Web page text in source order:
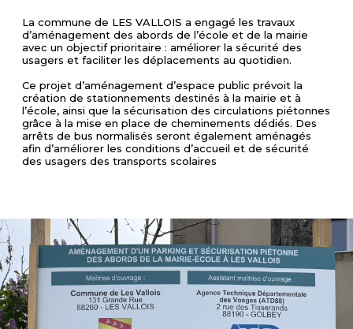
La commune de LES VALLOIS a engagé les travaux
d’aménagement des abords de l’école et de la mairie
avec un objectif prioritaire : améliorer la sécurité des
usagers et faciliter les déplacements au quotidien.
Ce projet d’aménagement d’espace public prévoit la
création de stationnements destinés à la mairie et à
l’école, ainsi que la sécurisation des circulations piétonnes
grâce à la mise en place de cheminements dédiés. Des
arrêts de bus normalisés seront également aménagés
afin d’améliorer les conditions d’accueil et de sécurité
des usagers des transports scolaires